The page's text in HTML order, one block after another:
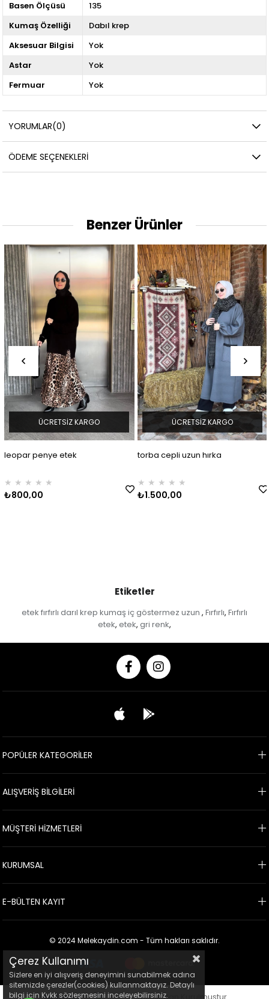
Basen Ölçüsü
135
Kumaş Özelliği
Dabıl krep
Aksesuar Bilgisi
Yok
Astar
Yok
Fermuar
Yok
YORUMLAR(0)
ÖDEME SEÇENEKLERI
Benzer Ürünler
leopar penye etek
★ ★ ★ ★ ★
₺800,00
ÜCRETSIZ KARGO
torba cepli uzun hırka
★ ★ ★ ★ ★
₺1.500,00
ÜCRETSIZ KARGO
Etiketler
etek fırfırlı darıl krep kumaş iç göstermez uzun , Fırfırlı, Fırfırlı
etek, etek, gri renk,
POPÜLER KATEGORİLER
ALIŞVERİŞ BİLGİLERİ
MÜŞTERİ HİZMETLERİ
KURUMSAL
E-BÜLTEN KAYIT
© 2024 Melekaydin.com - Tüm hakları saklıdır.
Tarafından Kurulmuştur.
Çerez Kullanımı
Sizlere en iyi alışveriş deneyimini sunabilmek adına
sitemizde çerezler(cookies) kullanmaktayız. Detaylı
bilgi için Kvkk sözleşmesini inceleyebilirsiniz.